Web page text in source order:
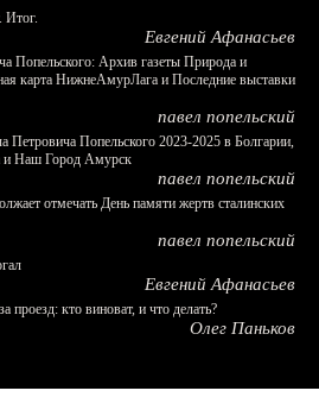
Итог.
Евгений Афанасьев
Попельского: Архив газеты Природа и
карта НижнеАмурЛага и Последние выставки
павел попельский
Петровича Попельского 2023-2025 в Болгарии,
и Наш Город Амурск
павел попельский
отмечать День памяти жертв сталинских
павел попельский
Евгений Афанасьев
проезд: кто виноват, и что делать?
Олег Паньков